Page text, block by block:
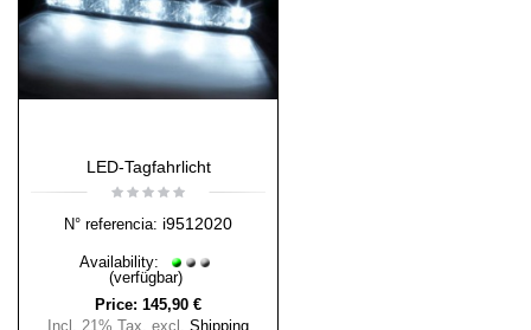
LED-Tagfahrlicht
N° referencia: i9512020
Availability:
(verfügbar)
Price: 145,90 €
Incl. 21% Tax, excl. Shipping